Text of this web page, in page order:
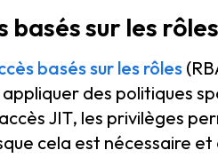
basés sur les
basés sur les rôles
des politiques
JIT, les privilèges
cela est nécessaire